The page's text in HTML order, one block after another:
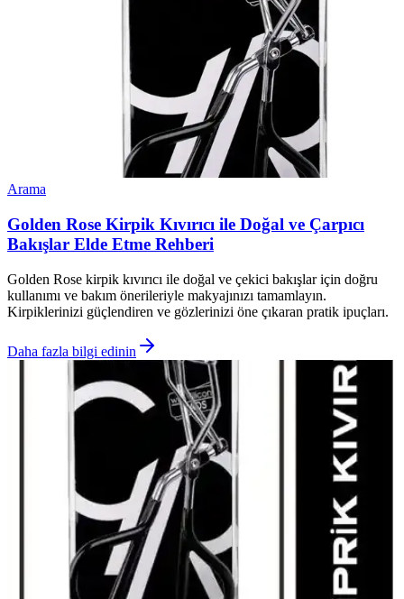
Arama
Golden Rose Kirpik Kıvırıcı ile Doğal ve Çarpıcı
Bakışlar Elde Etme Rehberi
Golden Rose kirpik kıvırıcı ile doğal ve çekici bakışlar için doğru
kullanımı ve bakım önerileriyle makyajınızı tamamlayın.
Kirpiklerinizi güçlendiren ve gözlerinizi öne çıkaran pratik ipuçları.
Daha fazla bilgi edinin